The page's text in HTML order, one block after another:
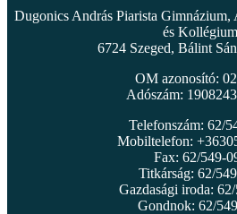
Dugonics András Piarista
és Kollégium
6724 Szeged, Bálint
OM azonosító:
Adószám:
Telefonszám: 62/
Mobiltelefon:
Fax: 62/549-
Titkárság: 62/
Gazdasági iroda:
Gondnok: 62/